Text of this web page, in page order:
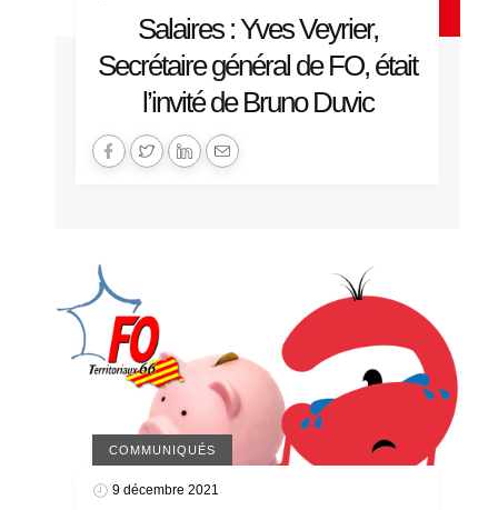
Salaires : Yves Veyrier,
Secrétaire général de FO, était
l’invité de Bruno Duvic
COMMUNIQUÉS
9 décembre 2021